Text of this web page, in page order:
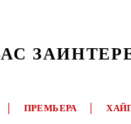
ПРЕМЬЕРА